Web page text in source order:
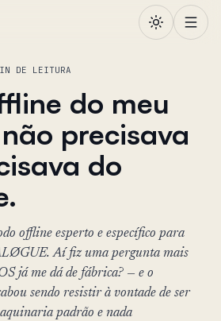
DE LEITURA
do meu
precisava
do
offline esperto e específico para
Aí fiz uma pergunta mais
já me dá de fábrica? — e o
sendo resistir à vontade de ser
padrão e nada